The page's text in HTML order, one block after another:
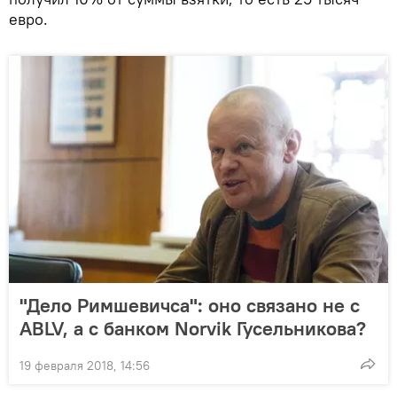
евро.
"Дело Римшевичса": оно связано не c
ABLV, а с банком Norvik Гусельникова?
19 февраля 2018, 14:56